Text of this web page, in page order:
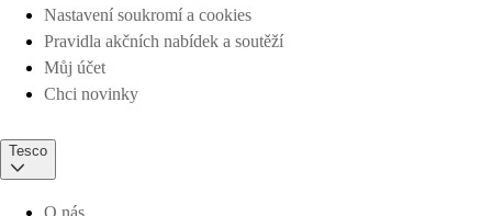
Nastavení soukromí a cookies
Pravidla akčních nabídek a soutěží
Můj účet
Chci novinky
Tesco